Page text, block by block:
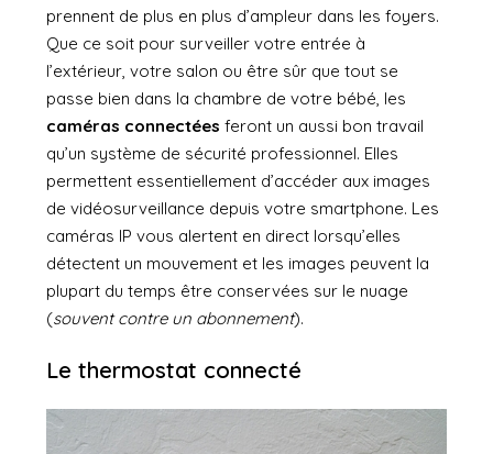
prennent de plus en plus d’ampleur dans les foyers.
Que ce soit pour surveiller votre entrée à
l’extérieur, votre salon ou être sûr que tout se
passe bien dans la chambre de votre bébé, les
caméras connectées feront un aussi bon travail
qu’un système de sécurité professionnel. Elles
permettent essentiellement d’accéder aux images
de vidéosurveillance depuis votre smartphone. Les
caméras IP vous alertent en direct lorsqu’elles
détectent un mouvement et les images peuvent la
plupart du temps être conservées sur le nuage
(souvent contre un abonnement).
Le thermostat connecté